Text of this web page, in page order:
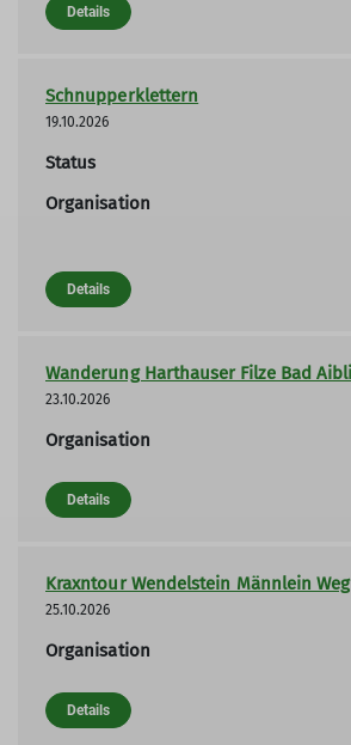
Details
Schnupperklettern
19.10.2026
Status
Organisation
Details
Wanderung Harthauser Filze Bad
23.10.2026
Organisation
Details
Kraxntour Wendelstein Männlein Weg
25.10.2026
Organisation
Details